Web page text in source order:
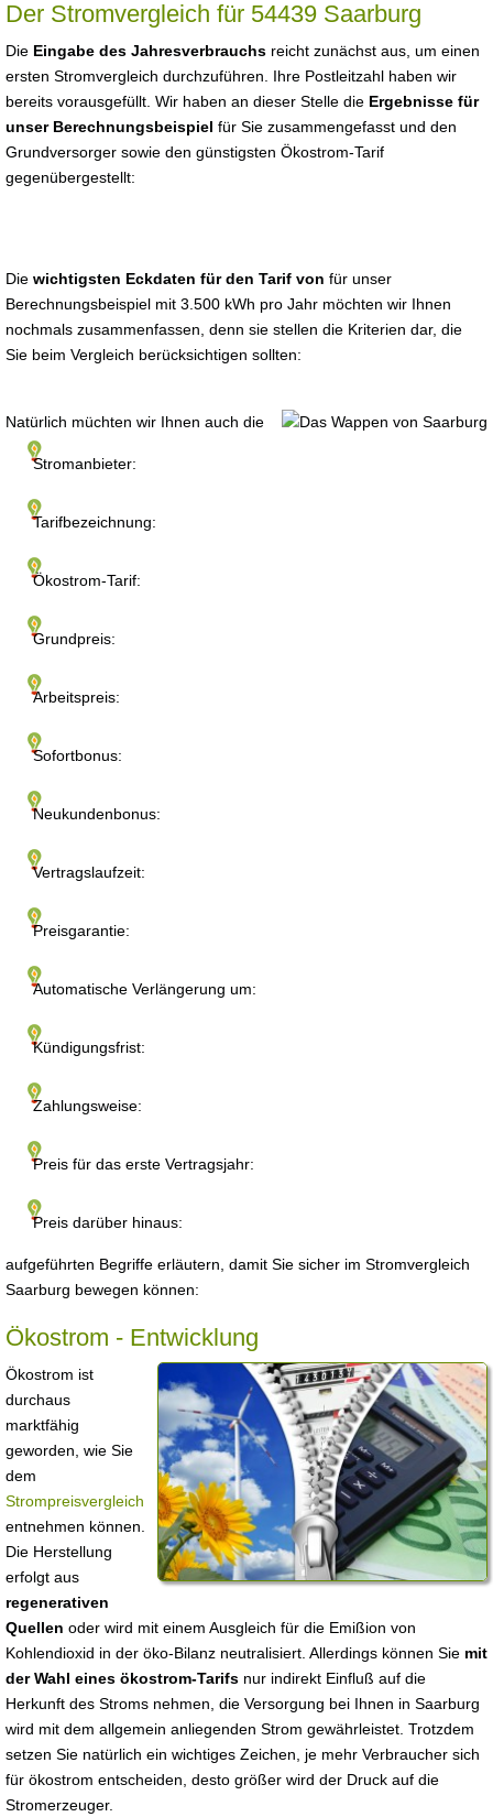
Der Stromvergleich für 54439 Saarburg
Die Eingabe des Jahresverbrauchs reicht zunächst aus, um einen
ersten Stromvergleich durchzuführen. Ihre Postleitzahl haben wir
bereits vorausgefüllt. Wir haben an dieser Stelle die Ergebnisse für
unser Berechnungsbeispiel für Sie zusammengefasst und den
Grundversorger sowie den günstigsten Ökostrom-Tarif
gegenübergestellt:
Die wichtigsten Eckdaten für den Tarif von für unser
Berechnungsbeispiel mit 3.500 kWh pro Jahr möchten wir Ihnen
nochmals zusammenfassen, denn sie stellen die Kriterien dar, die
Sie beim Vergleich berücksichtigen sollten:
Stromanbieter:
Tarifbezeichnung:
Ökostrom-Tarif:
Grundpreis:
Arbeitspreis:
Sofortbonus:
Neukundenbonus:
Vertragslaufzeit:
Preisgarantie:
Automatische Verlängerung um:
Kündigungsfrist:
Zahlungsweise:
Preis für das erste Vertragsjahr:
Preis darüber hinaus:
Natürlich müchten wir Ihnen auch die
aufgeführten Begriffe erläutern, damit Sie sicher im Stromvergleich
Saarburg bewegen können:
Ökostrom - Entwicklung
Ökostrom ist
durchaus
marktfähig
geworden, wie Sie
dem
Strompreisvergleich
entnehmen können.
Die Herstellung
erfolgt aus
regenerativen
Quellen oder wird mit einem Ausgleich für die Emißion von
Kohlendioxid in der öko-Bilanz neutralisiert. Allerdings können Sie mit
der Wahl eines ökostrom-Tarifs nur indirekt Einfluß auf die
Herkunft des Stroms nehmen, die Versorgung bei Ihnen in Saarburg
wird mit dem allgemein anliegenden Strom gewährleistet. Trotzdem
setzen Sie natürlich ein wichtiges Zeichen, je mehr Verbraucher sich
für ökostrom entscheiden, desto größer wird der Druck auf die
Stromerzeuger.